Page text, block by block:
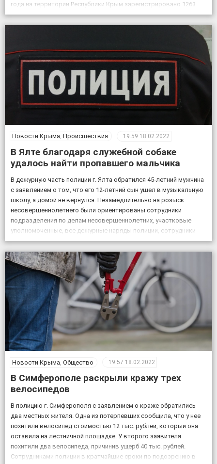
года на территории Республики Крым зарегистрировано 1263
случая новой коронавирусной инфекции, всего выявлено 151605
положительных на COVID-19», – по […]
Новости Крыма, Происшествия 19:59 18.02.2022
В Ялте благодаря служебной собаке
удалось найти пропавшего мальчика
В дежурную часть полиции г. Ялта обратился 45-летний мужчина
с заявлением о том, что его 12-летний сын ушел в музыкальную
школу, а домой не вернулся. Незамедлительно на розыск
несовершеннолетнего были ориентированы сотрудники
подразделения по делам несовершеннолетних, участковые
уполномоченные, все дежурные наряды полиции, сотрудники
патрульной постовой службы, ГИБДД, уголовного розыска.
Также к поисковым мероприятиям привлекли кинолога […]
Новости Крыма Общество 19:57 18.02.2022
В Симферополе раскрыли кражу трех
велосипедов
В полицию г. Симферополя с заявлением о краже обратились
два местных жителя. Одна из потерпевших сообщила, что у нее
похитили велосипед стоимостью 12 тыс. рублей, который она
оставила на лестничной площадке. У второго заявителя
похитили два велосипеда, причинив ущерб 40 тыс. рублей.
Сотрудниками полиции в кратчайшие сроки по подозрению в